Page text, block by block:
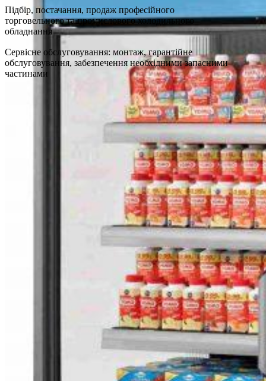
Підбір, постачання, продаж професійного
торговельного та промислового холодильного
обладнання
Сервісне обслуговування: монтаж, гарантійне
обслуговування, забезпечення необхідними запасними
частинами